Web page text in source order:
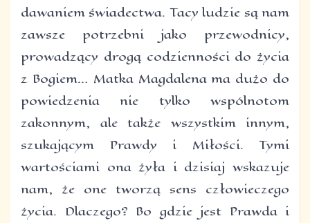
dawaniem świadectwa. Tacy ludzie są nam
zawsze potrzebni jako przewodnicy,
prowadzący drogą codzienności do życia
z Bogiem… Matka Magdalena ma dużo do
powiedzenia nie tylko wspólnotom
zakonnym, ale także wszystkim innym,
szukającym Prawdy i Miłości. Tymi
wartościami ona żyła i dzisiaj wskazuje
nam, że one tworzą sens człowieczego
życia. Dlaczego? Bo gdzie jest Prawda i